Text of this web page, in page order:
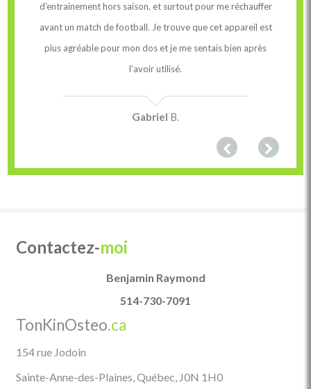
d’entrainement hors saison, et surtout pour me réchauffer
avant un match de football. Je trouve que cet appareil est
plus agréable pour mon dos et je me sentais bien après
l’avoir utilisé.
Gabriel B.
Contactez-moi
Benjamin Raymond
514-730-7091
TonKinOsteo.ca
154 rue Jodoin
Sainte-Anne-des-Plaines, Québec, J0N 1H0